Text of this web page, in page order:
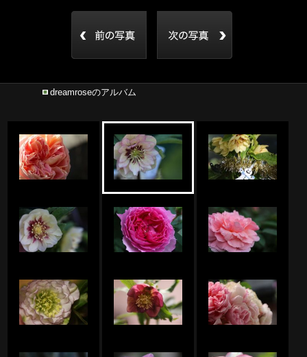
dreamroseのアルバム